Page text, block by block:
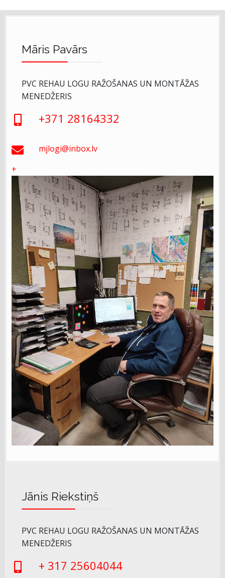
Māris Pavārs
PVC REHAU LOGU RAŽOŠANAS UN MONTĀŽAS
MENEDŽERIS
+371 28164332
mjlogi@inbox.lv
+
Jānis Riekstiņš
PVC REHAU LOGU RAŽOŠANAS UN MONTĀŽAS
MENEDŽERIS
+ 317 25604044